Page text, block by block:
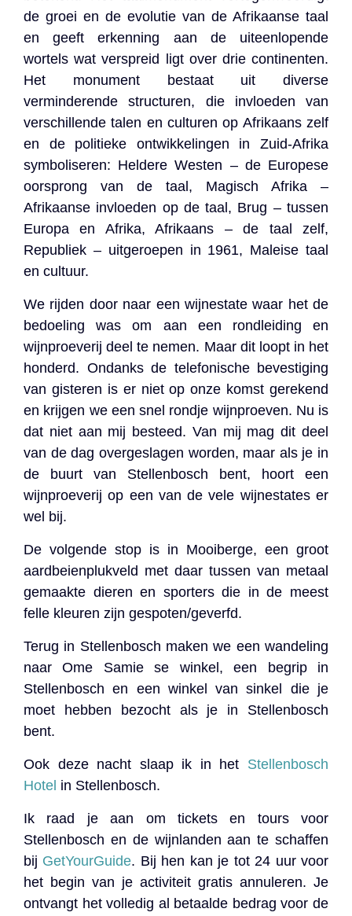
de groei en de evolutie van de Afrikaanse taal
en geeft erkenning aan de uiteenlopende
wortels wat verspreid ligt over drie continenten.
Het monument bestaat uit diverse
verminderende structuren, die invloeden van
verschillende talen en culturen op Afrikaans zelf
en de politieke ontwikkelingen in Zuid-Afrika
symboliseren: Heldere Westen – de Europese
oorsprong van de taal, Magisch Afrika –
Afrikaanse invloeden op de taal, Brug – tussen
Europa en Afrika, Afrikaans – de taal zelf,
Republiek – uitgeroepen in 1961, Maleise taal
en cultuur.
We rijden door naar een wijnestate waar het de
bedoeling was om aan een rondleiding en
wijnproeverij deel te nemen. Maar dit loopt in het
honderd. Ondanks de telefonische bevestiging
van gisteren is er niet op onze komst gerekend
en krijgen we een snel rondje wijnproeven. Nu is
dat niet aan mij besteed. Van mij mag dit deel
van de dag overgeslagen worden, maar als je in
de buurt van Stellenbosch bent, hoort een
wijnproeverij op een van de vele wijnestates er
wel bij.
De volgende stop is in Mooiberge, een groot
aardbeienplukveld met daar tussen van metaal
gemaakte dieren en sporters die in de meest
felle kleuren zijn gespoten/geverfd.
Terug in Stellenbosch maken we een wandeling
naar Ome Samie se winkel, een begrip in
Stellenbosch en een winkel van sinkel die je
moet hebben bezocht als je in Stellenbosch
bent.
Ook deze nacht slaap ik in het Stellenbosch
Hotel in Stellenbosch.
Ik raad je aan om tickets en tours voor
Stellenbosch en de wijnlanden aan te schaffen
bij GetYourGuide. Bij hen kan je tot 24 uur voor
het begin van je activiteit gratis annuleren. Je
ontvangt het volledig al betaalde bedrag voor de